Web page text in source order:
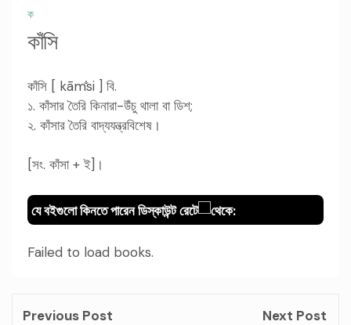
ক
কাঁসি
কাঁসি [ kāmsi ] বি.
১. কাঁসার তৈরি কিনারা-উঁচু থালা বা ডিশ;
২. কাঁসার তৈরি বাদ্যযন্ত্রবিশেষ।
[সং. কাঁসা + ই]।
যে বইগুলো কিনতে পারেন ডিস্কাউন্ট রেটে থেকে:
Failed to load books.
Previous Post
Next Post